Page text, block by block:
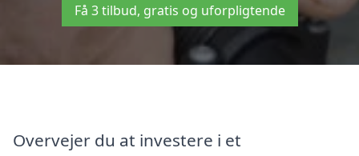
Få 3 tilbud, gratis og uforpligtende
Overvejer du at investere i et